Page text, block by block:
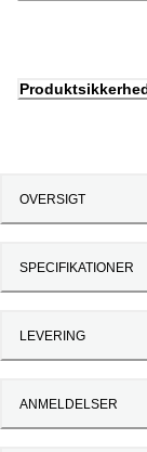
OVERSIGT
SPECIFIKATIONER
LEVERING
ANMELDELSER